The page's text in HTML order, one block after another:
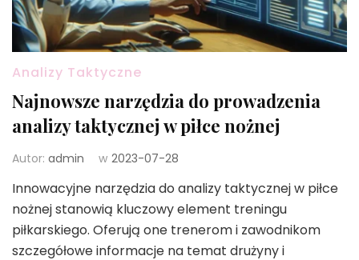
Analizy Taktyczne
Najnowsze narzędzia do prowadzenia
analizy taktycznej w piłce nożnej
Autor: admin w 2023-07-28
Innowacyjne narzędzia do analizy taktycznej w piłce
nożnej stanowią kluczowy element treningu
piłkarskiego. Oferują one trenerom i zawodnikom
szczegółowe informacje na temat drużyny i